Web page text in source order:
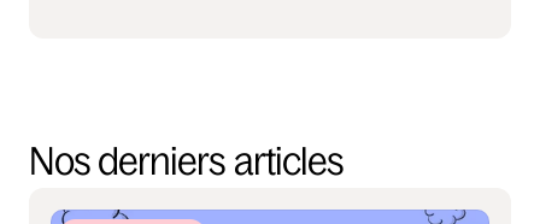
Nos derniers articles